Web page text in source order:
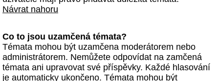
Návrat nahoru
Co to jsou uzamčená témata?
Témata mohou být uzamčena moderátorem nebo
administrátorem. Nemůžete odpovídat na zamčená
témata ani upravovat své příspěvky. Každé hlasování
je automaticky ukončeno. Témata mohou být